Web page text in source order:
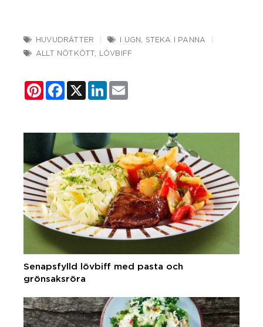
HUVUDRÄTTER I UGN
STEKA I PANNA
ALLT NÖTKÖTT
LÖVBIFF
PinterestFacebook
X LinkedIn
Senapsfylld lövbiff med pasta och
grönsaksröra